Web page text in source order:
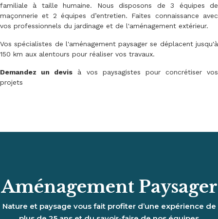
familiale à taille humaine. Nous disposons de 3 équipes de
maçonnerie et 2 équipes d’entretien. Faites connaissance avec
vos professionnels du jardinage et de l'aménagement extérieur.
Vos spécialistes de l'aménagement paysager se déplacent jusqu'à
150 km aux alentours pour réaliser vos travaux.
Demandez un devis à vos paysagistes pour concrétiser vos
projets
Aménagement Paysager
Nature et paysage vous fait profiter d’une expérience de